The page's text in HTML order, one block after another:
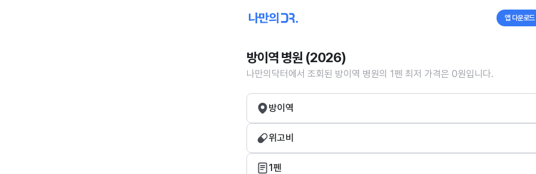
앱 다운로드
방이역 병원 (2026)
나만의닥터에서 조회된 방이역 병원의 1펜 최저 가격은 0원입니다.
방이역
위고비
1펜